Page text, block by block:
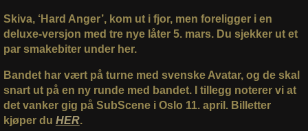
Skiva, ‘Hard Anger’, kom ut i fjor, men foreligger i en
deluxe-versjon med tre nye låter 5. mars. Du sjekker ut et
par smakebiter under her.
Bandet har vært på turne med svenske Avatar, og de skal
snart ut på en ny runde med bandet. I tillegg noterer vi at
det vanker gig på SubScene i Oslo 11. april. Billetter
kjøper du HER.